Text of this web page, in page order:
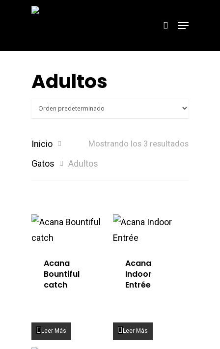
Adultos
Mostrando los 3 resultados
Inicio
Gatos
Adultos
Acana
Bountiful
catch
Leer Más
Acana
Indoor
Entrée
Leer Más